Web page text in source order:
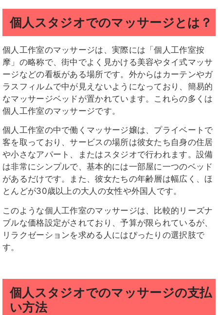
個人スタジオでのマッサージとは？
個人工作室のマッサージは、実際には「個人工作室按
摩」の略称で、街中でよく見かける美容やタイ式マッサ
ージなどの看板がある場所です。外からはカーテンやガ
ラスフィルムで中が見えないようになっており、簡易的
なマッサージベッドが置かれています。これらの多くは
個人工作室のマッサージです。
個人工作室の中で働くマッサージ嬢は、プライベートで
客を取っており、サービスの場所は彼女たち自身の住居
や小さなアパート、またはスタジオで行われます。設備
は非常にシンプルで、基本的には一部屋に一つのベッド
があるだけです。また、彼女たちの年齢層は幅広く、ほ
とんどが30歳以上の大人の女性や外国人です。
このような個人工作室のマッサージは、比較的リーズナ
ブルな価格設定がされており、予算が限られているが、
リラクゼーションを求める人にはぴったりの選択肢で
す。
個人スタジオでのマッサージの支払
い方法